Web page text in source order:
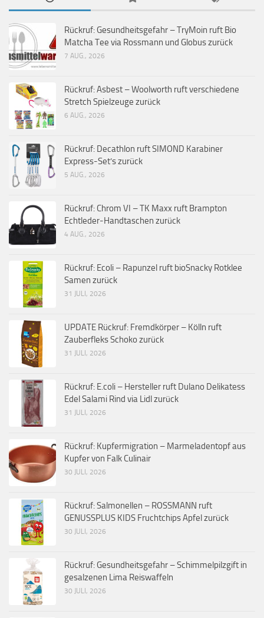
Rückruf: Gesundheitsgefahr – TryMoin ruft Bio
Matcha Tee via Rossmann und Globus zurück
7 AUG., 2026
Rückruf: Asbest – Woolworth ruft verschiedene
Stretch Spielzeuge zurück
6 AUG., 2026
Rückruf: Decathlon ruft SIMOND Karabiner
Express-Set’s zurück
5 AUG., 2026
Rückruf: Chrom VI – TK Maxx ruft Brampton
Echtleder-Handtaschen zurück
4 AUG., 2026
Rückruf: Ecoli – Rapunzel ruft bioSnacky Rotklee
Samen zurück
31 JULI, 2026
UPDATE Rückruf: Fremdkörper – Kölln ruft
Zauberfleks Schoko zurück
31 JULI, 2026
Rückruf: E.coli – Hersteller ruft Dulano Delikatess
Edel Salami Rind via Lidl zurück
31 JULI, 2026
Rückruf: Kupfermigration – Marmeladentopf aus
Kupfer von Falk Culinair
30 JULI, 2026
Rückruf: Salmonellen – ROSSMANN ruft
GENUSSPLUS KIDS Fruchtchips Apfel zurück
30 JULI, 2026
Rückruf: Gesundheitsgefahr – Schimmelpilzgift in
gesalzenen Lima Reiswaffeln
30 JULI, 2026